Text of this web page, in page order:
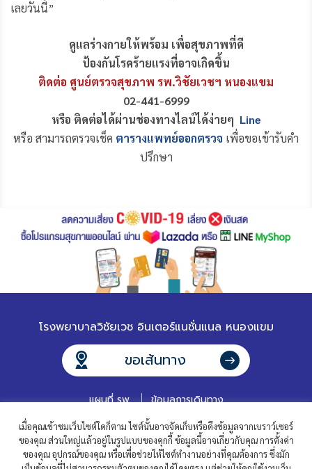
เลยวันนี้”
ดูแลร่างกายให้พร้อม เพื่อสุขภาพที่ดี
ป้องกันโรคร้ายแรงที่อาจเกิดขึ้น
ติดต่อ ศูนย์ตรวจสุขภาพ รพ.วิชัยเวชฯ หนองแขม
02-441-6999
หรือ ติดต่อได้ผ่านช่องทางไลน์ได้ง่ายๆ Line
หรือ สามารถตรวจเช็ค ตารางแพทย์ออกตรวจ เพื่อขอเข้ารับคำ
ปรึกษา
โรงพยาบาลวิชัยเวช อินเตอร์แนชั่นแนล หนองแขม
ขอเส้นทาง
แผนที่ รพ. ข้อมูลการเดินทาง
เมื่อคุณเข้าชมเว็บไซต์ใดก็ตาม ไซต์นั้นอาจจัดเก็บหรือดึงข้อมูลจากเบราว์เซอร์
ของคุณ ส่วนใหญ่แล้วอยู่ในรูปแบบของคุกกี้ ข้อมูลนี้อาจเกี่ยวกับคุณ การตั้งค่า
ของคุณ อุปกรณ์ของคุณ หรือเพื่อช่วยให้ไซต์ทำงานอย่างที่คุณต้องการ ซึ่งมัก